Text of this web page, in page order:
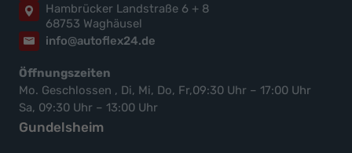
Hambrücker Landstraße 6 + 8
68753 Waghäusel
info@autoflex24.de
Öffnungszeiten
Mo. Geschlossen , Di, Mi, Do, Fr,09:30 Uhr – 17:00 Uhr
Sa, 09:30 Uhr – 13:00 Uhr
Gundelsheim